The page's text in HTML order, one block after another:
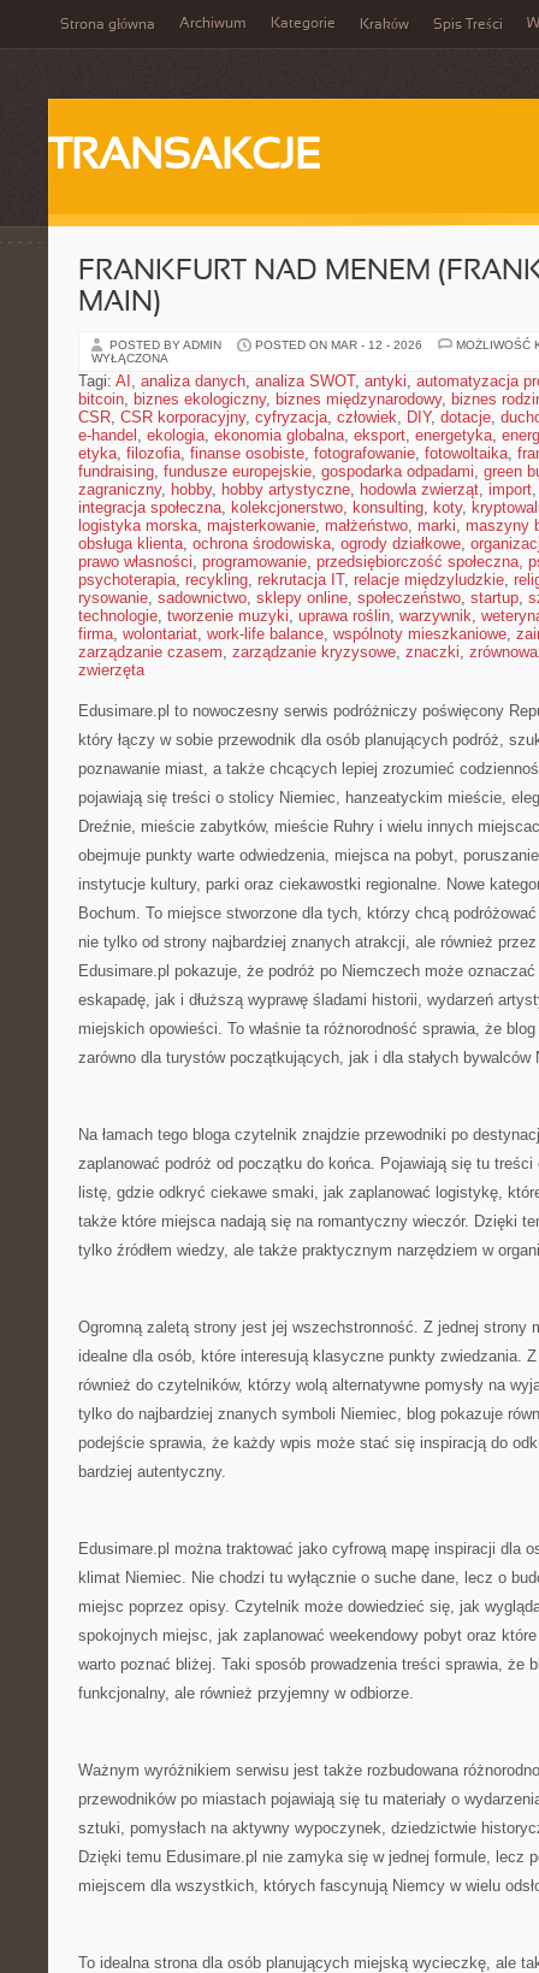
Strona główna Archiwum Kategorie Kraków Spis Treści
TRANSAKCJE
FRANKFURT NAD MENEM
MAIN)
POSTED BY ADMIN POSTED ON MAR - 12 - 2026
MOŻLIWOŚĆ
WYŁĄCZONA
Tagi: AI , analiza danych, analiza SWOT, antyki, automatyzacja
bitcoin, biznes ekologiczny, biznes międzynarodowy, biznes
CSR, CSR korporacyjny, cyfryzacja, człowiek, DIY, dotacje,
e-handel , ekologia, ekonomia globalna, eksport, energetyka,
etyka, filozofia, finanse osobiste, fotografowanie, fotowoltaika,
fundraising, fundusze europejskie, gospodarka odpadami, green
zagraniczny, hobby, hobby artystyczne, hodowla zwierząt, import
integracja społeczna, kolekcjonerstwo, konsulting, koty,
logistyka morska, majsterkowanie, małżeństwo, marki, maszyny
obsługa klienta, ochrona środowiska, ogrody działkowe,
prawo własności, programowanie, przedsiębiorczość społeczna,
psychoterapia, recykling, rekrutacja IT, relacje międzyludzkie,
rysowanie, sadownictwo, sklepy online, społeczeństwo, startup,
technologie, tworzenie muzyki, uprawa roślin, warzywnik,
firma, wolontariat, work-life balance, wspólnoty mieszkaniowe,
zarządzanie czasem, zarządzanie kryzysowe, znaczki,
zwierzęta
Edusimare.pl to nowoczesny serwis podróżniczy poświęcony
który łączy w sobie przewodnik dla osób planujących podróż,
poznawanie miast, a także chcących lepiej zrozumieć
pojawiają się treści o stolicy Niemiec, hanzeatyckim mieście,
Dreźnie, mieście zabytków, mieście Ruhry i wielu innych
obejmuje punkty warte odwiedzenia, miejsca na pobyt,
instytucje kultury, parki oraz ciekawostki regionalne. Nowe
Bochum. To miejsce stworzone dla tych, którzy chcą
nie tylko od strony najbardziej znanych atrakcji, ale również
Edusimare.pl pokazuje, że podróż po Niemczech może
eskapadę, jak i dłuższą wyprawę śladami historii, wydarzeń
miejskich opowieści. To właśnie ta różnorodność sprawia, że
zarówno dla turystów początkujących, jak i dla stałych bywalców
Na łamach tego bloga czytelnik znajdzie przewodniki po
zaplanować podróż od początku do końca. Pojawiają się tu
listę, gdzie odkryć ciekawe smaki, jak zaplanować logistykę,
także które miejsca nadają się na romantyczny wieczór. Dzięki
tylko źródłem wiedzy, ale także praktycznym narzędziem w
Ogromną zaletą strony jest jej wszechstronność. Z jednej strony
idealne dla osób, które interesują klasyczne punkty zwiedzania.
również do czytelników, którzy wolą alternatywne pomysły na
tylko do najbardziej znanych symboli Niemiec, blog pokazuje
podejście sprawia, że każdy wpis może stać się inspiracją do
bardziej autentyczny.
Edusimare.pl można traktować jako cyfrową mapę inspiracji dla
klimat Niemiec. Nie chodzi tu wyłącznie o suche dane, lecz o
miejsc poprzez opisy. Czytelnik może dowiedzieć się, jak
spokojnych miejsc, jak zaplanować weekendowy pobyt oraz
warto poznać bliżej. Taki sposób prowadzenia treści sprawia, że
funkcjonalny, ale również przyjemny w odbiorze.
Ważnym wyróżnikiem serwisu jest także rozbudowana
przewodników po miastach pojawiają się tu materiały o
sztuki, pomysłach na aktywny wypoczynek, dziedzictwie
Dzięki temu Edusimare.pl nie zamyka się w jednej formule, lecz
miejscem dla wszystkich, których fascynują Niemcy w wielu
To idealna strona dla osób planujących miejską wycieczkę, ale